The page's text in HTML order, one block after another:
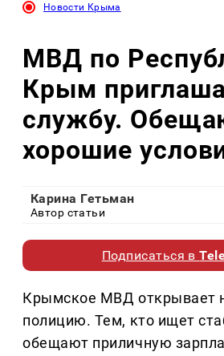
Новости Крыма
МВД по
Крым
службу.
хорошие
Карина Гетьман
Автор статьи
Подписаться в
Крымское МВД открывает
полицию. Тем, кто ищет
обещают приличную